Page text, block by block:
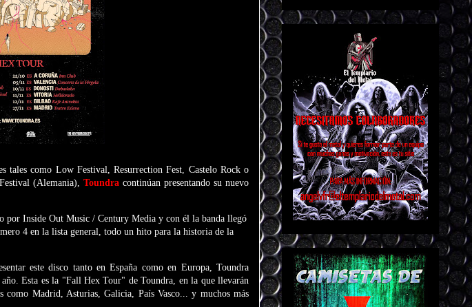
tales como Low Festival, Resurrection Fest, Castelo Rock o
(Alemania),Toundracontinúan presentando su nuevo
por Inside Out Music / Century Media y con él la banda llegó
4 en la lista general, todo un hito para la historia de la
este disco tanto en España como en Europa, Toundra
Esta es la "Fall Hex Tour" de Toundra, en la que llevarán
como Madrid, Asturias, Galicia, País Vasco... y muchos más